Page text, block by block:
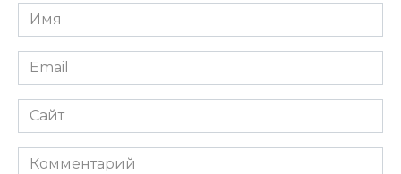
Имя
*
Email
*
Сайт
Комментарий